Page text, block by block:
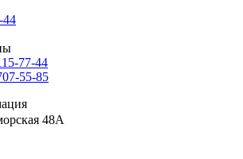
44
77-44
55-85
48А